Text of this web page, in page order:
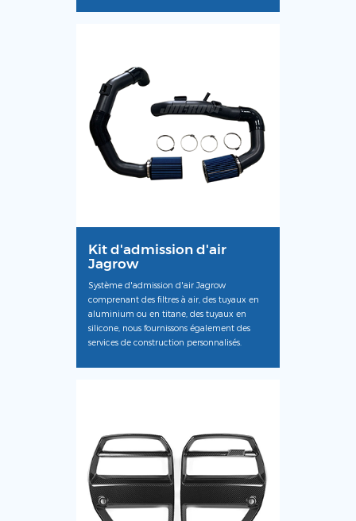
Kit d'admission d'air
Jagrow
Système d'admission d'air Jagrow
comprenant des filtres à air, des tuyaux en
aluminium ou en titane, des tuyaux en
silicone, nous fournissons également des
services de construction personnalisés.